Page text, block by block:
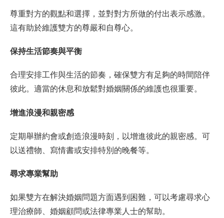
尊重對方的觀點和選擇，並對對方所做的付出表示感激。
這有助於維護雙方的尊嚴和自尊心。
保持生活節奏與平衡
合理安排工作與生活的節奏，確保雙方有足夠的時間陪伴
彼此。適當的休息和放鬆對婚姻關係的維護也很重要。
增進浪漫和親密感
定期舉辦約會或創造浪漫時刻，以增進彼此的親密感。可
以送禮物、寫情書或安排特別的晚餐等。
尋求專業幫助
如果雙方在解決婚姻問題方面遇到困難，可以考慮尋求心
理治療師、婚姻顧問或法律專業人士的幫助。